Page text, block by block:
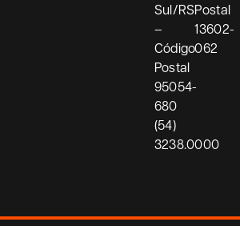
Sul/RS
–
Código
Postal
95054-
680
(54)
3238.0000
Postal
13602-
062